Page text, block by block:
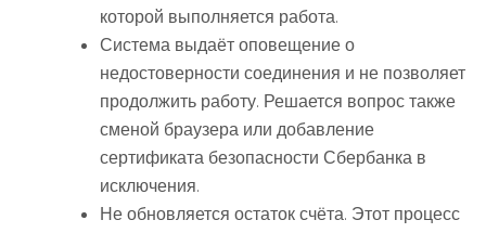
которой выполняется работа.
Система выдаёт оповещение о
недостоверности соединения и не позволяет
продолжить работу. Решается вопрос также
сменой браузера или добавление
сертификата безопасности Сбербанка в
исключения.
Не обновляется остаток счёта. Этот процесс